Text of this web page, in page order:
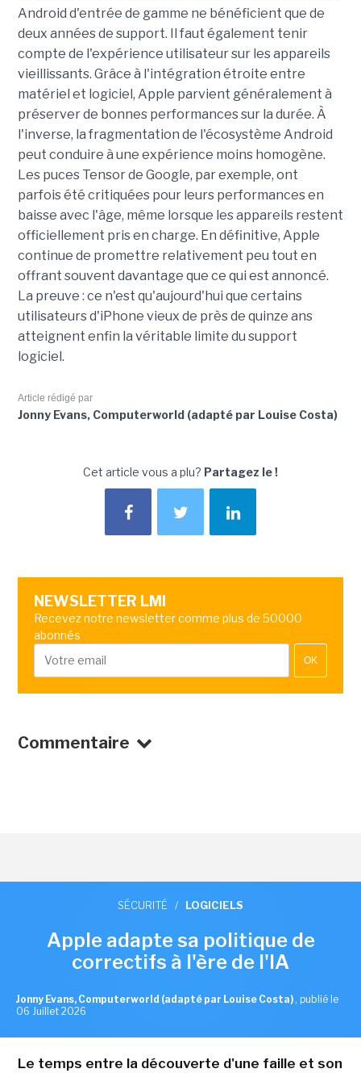
Android d'entrée de gamme ne bénéficient que de
deux années de support. Il faut également tenir
compte de l'expérience utilisateur sur les appareils
vieillissants. Grâce à l'intégration étroite entre
matériel et logiciel, Apple parvient généralement à
préserver de bonnes performances sur la durée. À
l'inverse, la fragmentation de l'écosystème Android
peut conduire à une expérience moins homogène.
Les puces Tensor de Google, par exemple, ont
parfois été critiquées pour leurs performances en
baisse avec l'âge, même lorsque les appareils restent
officiellement pris en charge. En définitive, Apple
continue de promettre relativement peu tout en
offrant souvent davantage que ce qui est annoncé.
La preuve : ce n'est qu'aujourd'hui que certains
utilisateurs d'iPhone vieux de près de quinze ans
atteignent enfin la véritable limite du support
logiciel.
Article rédigé par
Jonny Evans, Computerworld (adapté par Louise Costa)
Cet article vous a plu? Partagez le !
NEWSLETTER LMI
Recevez notre newsletter comme plus de 50000
abonnés
OK
Commentaire
SÉCURITÉ / LOGICIELS
Apple adapte sa politique de
correctifs à l'ère de l'IA
Jonny Evans, Computerworld (adapté par Louise Costa) , publié le
06 Juillet 2026
Le temps entre la découverte d'une faille et son